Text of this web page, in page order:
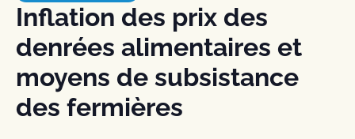
Inflation des prix des
denrées alimentaires et
moyens de subsistance
des fermières